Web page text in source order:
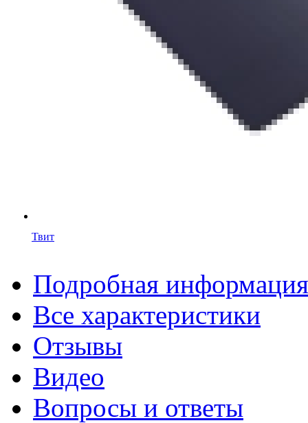
Твит
Подробная информация
Все характеристики
Отзывы
Видео
Вопросы и ответы